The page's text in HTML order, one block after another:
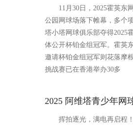
11月30日，2025霍英东
公园网球场落下帷幕，多个
塔小塔网球俱乐部夺得2025
体公开杯铂金组冠军。霍英
邀请杯铂金组冠军则花落
挑战赛已在香港举办30多
2025 阿维塔青少年网
挥拍逐光，满电再启程！